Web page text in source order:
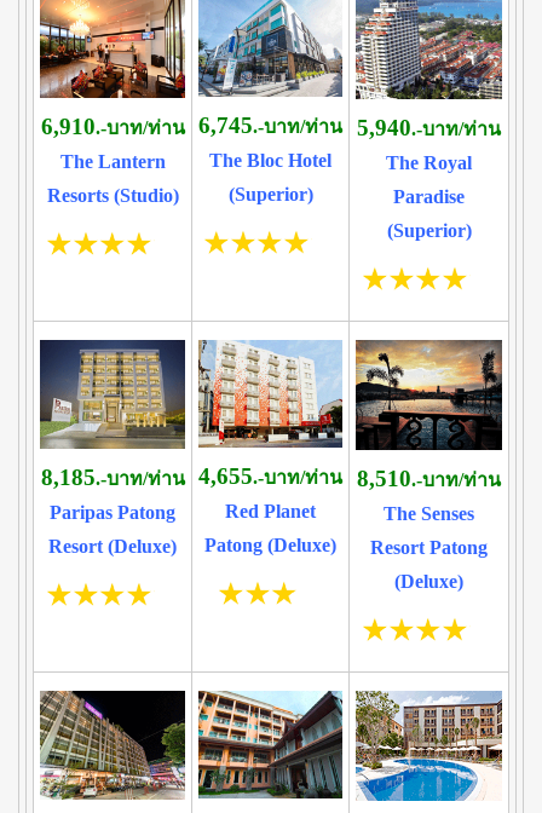
6,910.-บาท/ท่าน
The Lantern
Resorts (Studio)
6,745.-บาท/ท่าน
The Bloc Hotel
(Superior)
5,940.-บาท/ท่าน
The Royal
Paradise
(Superior)
8,185.-บาท/ท่าน
Paripas Patong
Resort (Deluxe)
4,655.-บาท/ท่าน
Red Planet
Patong (Deluxe)
8,510.-บาท/ท่าน
The Senses
Resort Patong
(Deluxe)